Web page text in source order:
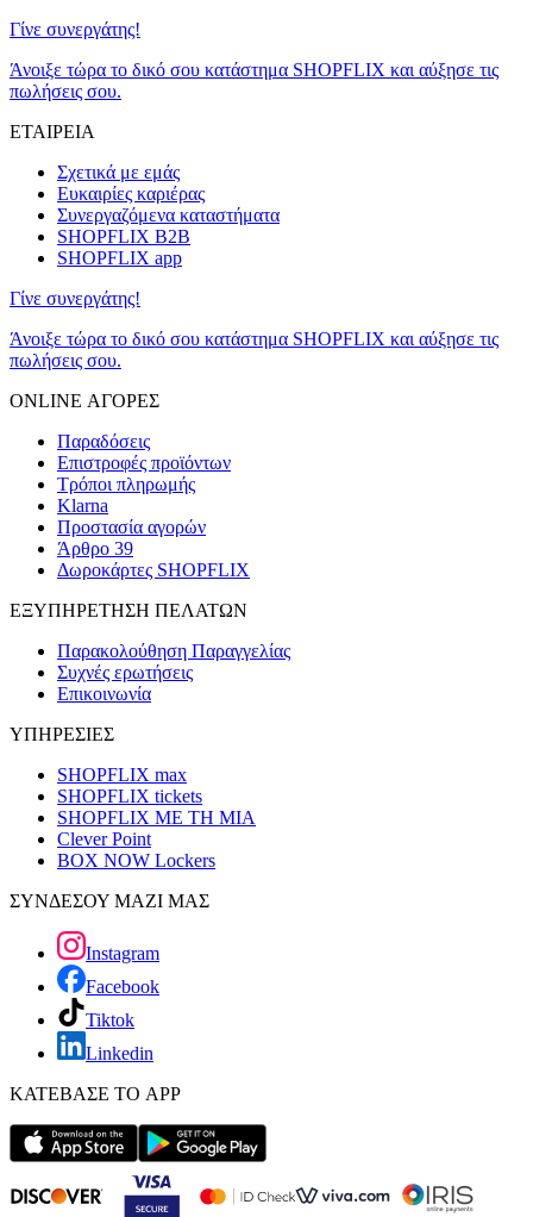
Γίνε συνεργάτης!
Άνοιξε τώρα το δικό σου κατάστημα SHOPFLIX και αύξησε τις
πωλήσεις σου.
ΕΤΑΙΡΕΙΑ
Σχετικά με εμάς
Ευκαιρίες καριέρας
Συνεργαζόμενα καταστήματα
SHOPFLIX B2B
SHOPFLIX app
Γίνε συνεργάτης!
Άνοιξε τώρα το δικό σου κατάστημα SHOPFLIX και αύξησε τις
πωλήσεις σου.
ONLINE ΑΓΟΡΕΣ
Παραδόσεις
Επιστροφές προϊόντων
Τρόποι πληρωμής
Klarna
Προστασία αγορών
Άρθρο 39
Δωροκάρτες SHOPFLIX
ΕΞΥΠΗΡΕΤΗΣΗ ΠΕΛΑΤΩΝ
Παρακολούθηση Παραγγελίας
Συχνές ερωτήσεις
Επικοινωνία
ΥΠΗΡΕΣΙΕΣ
SHOPFLIX max
SHOPFLIX tickets
SHOPFLIX ΜΕ ΤΗ ΜΙΑ
Clever Point
BOX NOW Lockers
ΣΥΝΔΕΣΟΥ ΜΑΖΙ ΜΑΣ
Instagram
Facebook
Tiktok
Linkedin
ΚΑΤΕΒΑΣΕ ΤΟ APP